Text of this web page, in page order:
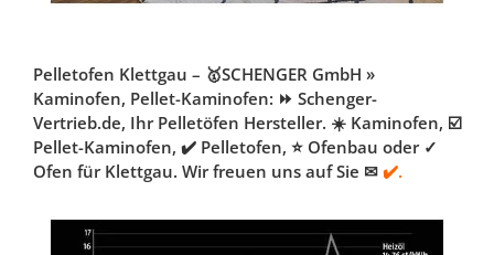
Pelletofen Klettgau – 🥇SCHENGER GmbH »
Kaminofen, Pellet-Kaminofen: ⏩ Schenger-
Vertrieb.de, Ihr Pelletöfen Hersteller. ☀️ Kaminofen, ☑️
Pellet-Kaminofen, ✔️ Pelletofen, ⭐ Ofenbau oder ✓
Ofen für Klettgau. Wir freuen uns auf Sie ✉ ✔️.